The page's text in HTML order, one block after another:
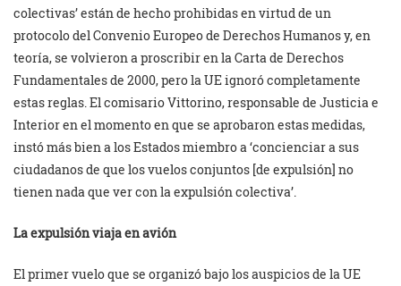
colectivas’ están de hecho prohibidas en virtud de un
protocolo del Convenio Europeo de Derechos Humanos y, en
teoría, se volvieron a proscribir en la Carta de Derechos
Fundamentales de 2000, pero la UE ignoró completamente
estas reglas. El comisario Vittorino, responsable de Justicia e
Interior en el momento en que se aprobaron estas medidas,
instó más bien a los Estados miembro a ‘concienciar a sus
ciudadanos de que los vuelos conjuntos [de expulsión] no
tienen nada que ver con la expulsión colectiva’.
La expulsión viaja en avión
El primer vuelo que se organizó bajo los auspicios de la UE